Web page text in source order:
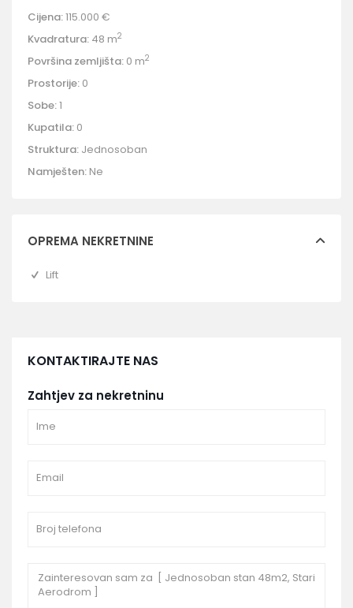
Cijena:115.000 €
Kvadratura: 48 m2
Površina zemljišta: 0 m2
Prostorije: 0
Sobe:1
Kupatila: 0
Struktura: Jednosoban
Namješten: Ne
OPREMA NEKRETNINE
Lift
KONTAKTIRAJTE NAS
Zahtjev za nekretninu